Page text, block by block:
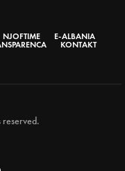
NJOFTIME
E-ALBANIA
KONTAKT